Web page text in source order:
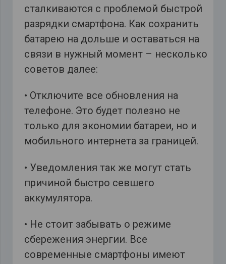
сталкиваются с проблемой быстрой
разрядки смартфона. Как сохранить
батарею на дольше и оставаться на
связи в нужный момент – несколько
советов далее:
• Отключите все обновления на
телефоне. Это будет полезно не
только для экономии батареи, но и
мобильного интернета за границей.
• Уведомления так же могут стать
причиной быстро севшего
аккумулятора.
• Не стоит забывать о режиме
сбережения энергии. Все
современные смартфоны имеют